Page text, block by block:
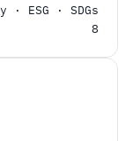
ESG · SDGs
8